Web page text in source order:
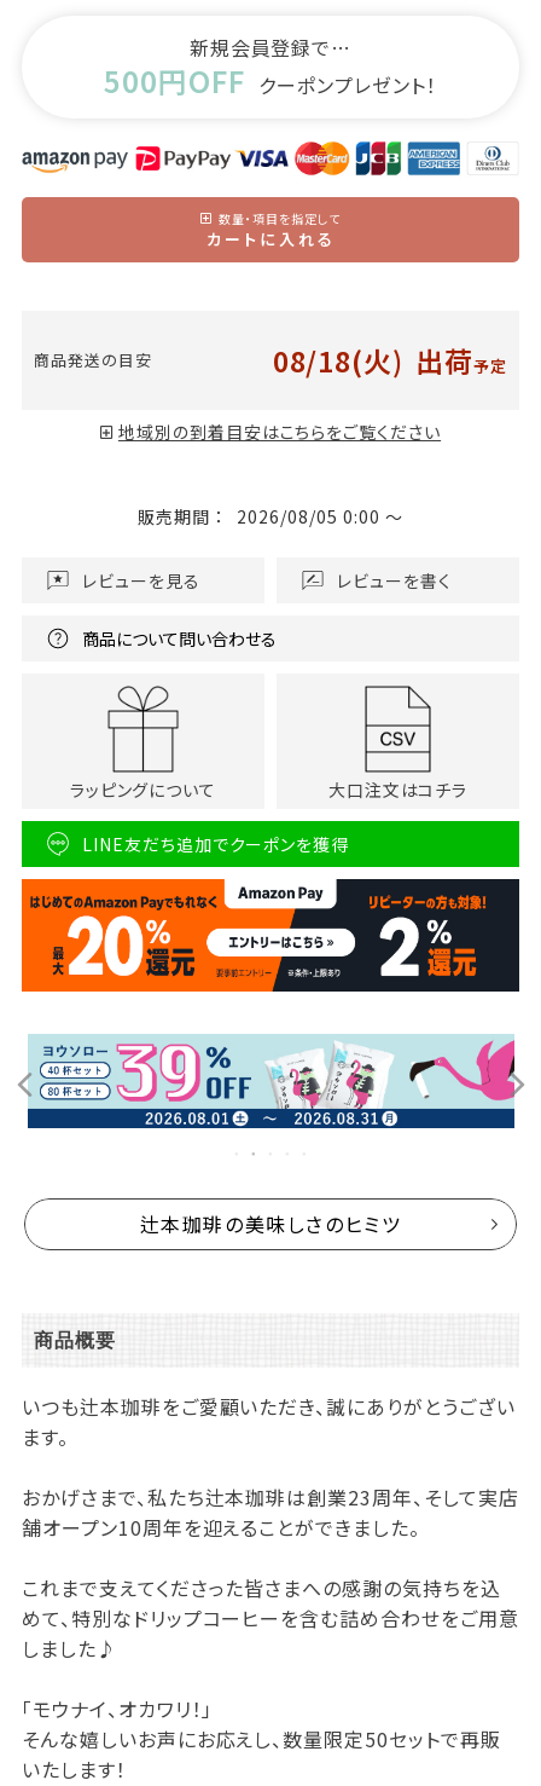
新規会員登録で…
500円OFF クーポンプレゼント！
数量・項目を指定して
カートに入れる
商品発送の目安 08/18(火) 出荷予定
地域別の到着目安はこちらをご覧ください
販売期間 2026/08/05 0:00 〜
レビューを見る レビューを書く
商品について問い合わせる
ラッピングについて 大口注文はコチラ
LINE友だち追加でクーポンを獲得
辻本珈琲の美味しさのヒミツ
商品概要
いつも辻本珈琲をご愛顧いただき、誠にありがとうござい
ます。
おかげさまで、私たち辻本珈琲は創業23周年、そして実店
舗オープン10周年を迎えることができました。
これまで支えてくださった皆さまへの感謝の気持ちを込
めて、特別なドリップコーヒーを含む詰め合わせをご用意
しました♪
「モウナイ、オカワリ！」
そんな嬉しいお声にお応えし、数量限定50セットで再販
いたします！